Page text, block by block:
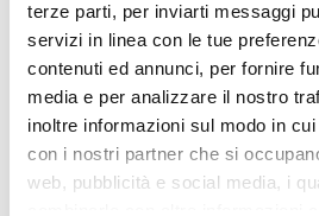
terze parti, per inviarti messaggi
servizi in linea con le tue
contenuti ed annunci, per fornire
media e per analizzare il nostro
inoltre informazioni sul modo in
con i nostri partner che si
web, pubblicità e social media, i
Vendite Como 0314313066
Vendite Dealer B2B 3297892121
Gli accessori di serie ed extraserie, i
prezzi indicati nella presente scheda
e omissioni dovuti ad aggiornamenti
dati. Invitiamo i gentili clienti a
mail per verificare l’effettiva
veicolo. Il Gruppo Elitcar declina ogni